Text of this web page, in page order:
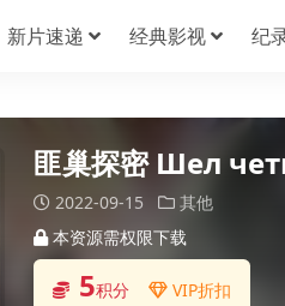
新片速递 经典影视 纪
匪巢探密 Шел
2022-09-15
其他
本资源需权限下载
5积分 VIP折扣